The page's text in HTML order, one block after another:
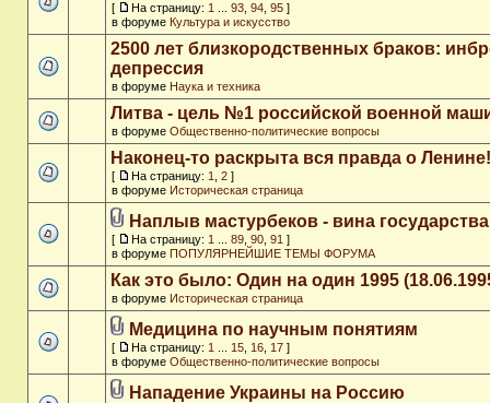
[ На страницу: 1 93 94 95 ]
в форуме Культура и искусство
2500 лет близкородственных браков:
депрессия
в форуме Наука и техника
Литва - цель №1 российской военной
в форуме Общественно-политические вопросы
Наконец-то раскрыта вся правда о Ленине!
[ На страницу: 1 2 ]
в форуме Историческая страница
Наплыв мастурбеков - вина государства
[ На страницу: 1 89 90 91 ]
в форуме ПОПУЛЯРНЕЙШИЕ ТЕМЫ ФОРУМА
Как это было: Один на один 1995
в форуме Историческая страница
Медицина по научным понятиям
[ На страницу: 1 15 16 17 ]
в форуме Общественно-политические вопросы
Нападение Украины на Россию